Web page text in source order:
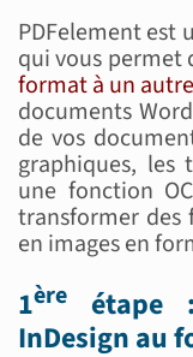
PDFelement est
qui vous permet
format à un autre
documents
de vos
graphiques, les
une fonction
transformer des
en images en
1èreétape :
InDesign au